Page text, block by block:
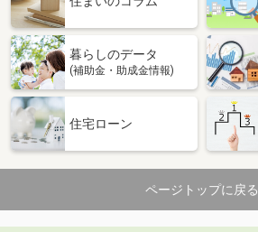
暮らしのデータ
(補助金・助成金情報)
住宅ローン
ページトップに戻る